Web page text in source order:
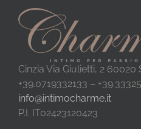
Cinzia Via Giulietti, 2 60020
+39.0719332133 –
info@intimocharme.it
P.I. IT02423120423